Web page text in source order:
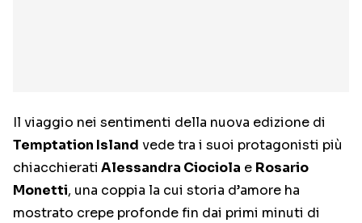
Il viaggio nei sentimenti della nuova edizione di
Temptation Island vede tra i suoi protagonisti più
chiacchierati Alessandra Ciociola e Rosario
Monetti, una coppia la cui storia d’amore ha
mostrato crepe profonde fin dai primi minuti di